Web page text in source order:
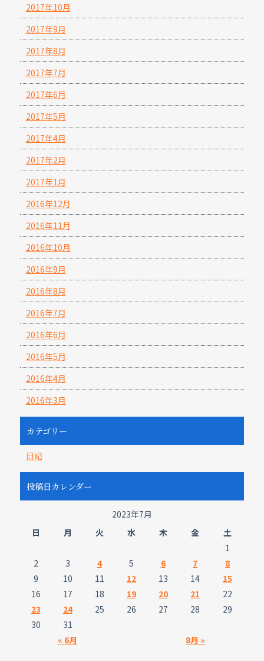
2017年10月
2017年9月
2017年8月
2017年7月
2017年6月
2017年5月
2017年4月
2017年2月
2017年1月
2016年12月
2016年11月
2016年10月
2016年9月
2016年8月
2016年7月
2016年6月
2016年5月
2016年4月
2016年3月
カテゴリー
日記
投稿日カレンダー
2023年7月
日
月 火 水 木 金 土
« 6月 8月 »
1
2
3 4 5 6 7
8
9
10 11 12 13 14
15
16
17 18 19 20 21
22
23
24 25 26 27 28
29
30
31